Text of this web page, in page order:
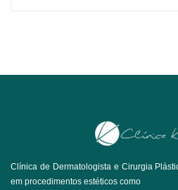
Clínica de Dermatologista e Cirurgia
em procedimentos estéticos como